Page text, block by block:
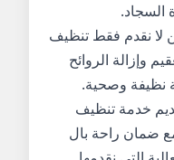
السجاد.
لا نقدم فقط تنظيف
وإزالة الروائح
نظيفة وصحية.
خدمة تنظيف
ضمان راحة بال